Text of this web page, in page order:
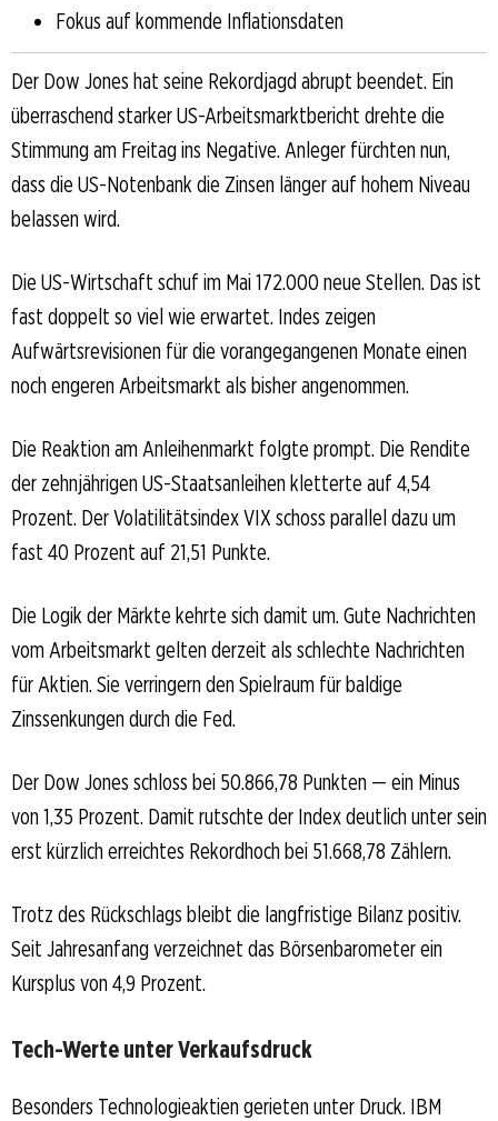
Fokus auf kommende Inflationsdaten
Der Dow Jones hat seine Rekordjagd abrupt beendet. Ein
überraschend starker US-Arbeitsmarktbericht drehte die
Stimmung am Freitag ins Negative. Anleger fürchten nun,
dass die US-Notenbank die Zinsen länger auf hohem Niveau
belassen wird.
Die US-Wirtschaft schuf im Mai 172.000 neue Stellen. Das ist
fast doppelt so viel wie erwartet. Indes zeigen
Aufwärtsrevisionen für die vorangegangenen Monate einen
noch engeren Arbeitsmarkt als bisher angenommen.
Die Reaktion am Anleihenmarkt folgte prompt. Die Rendite
der zehnjährigen US-Staatsanleihen kletterte auf 4,54
Prozent. Der Volatilitätsindex VIX schoss parallel dazu um
fast 40 Prozent auf 21,51 Punkte.
Die Logik der Märkte kehrte sich damit um. Gute Nachrichten
vom Arbeitsmarkt gelten derzeit als schlechte Nachrichten
für Aktien. Sie verringern den Spielraum für baldige
Zinssenkungen durch die Fed.
Der Dow Jones schloss bei 50.866,78 Punkten — ein Minus
von 1,35 Prozent. Damit rutschte der Index deutlich unter sein
erst kürzlich erreichtes Rekordhoch bei 51.668,78 Zählern.
Trotz des Rückschlags bleibt die langfristige Bilanz positiv.
Seit Jahresanfang verzeichnet das Börsenbarometer ein
Kursplus von 4,9 Prozent.
Tech-Werte unter Verkaufsdruck
Besonders Technologieaktien gerieten unter Druck. IBM